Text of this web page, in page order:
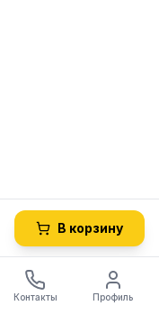
В корзину
Контакты Профиль